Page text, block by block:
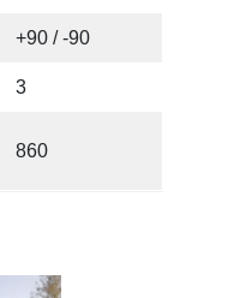
+90 / -90
3
860